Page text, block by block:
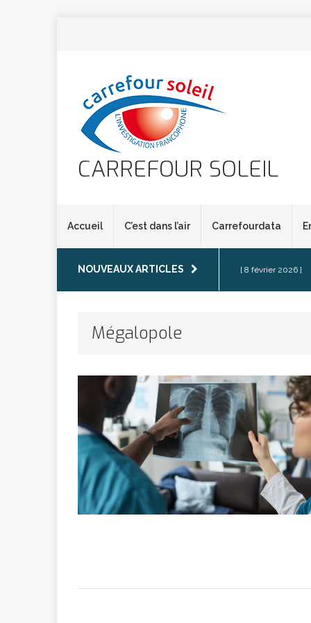
CARREFOUR SOLEIL
Accueil C’est dans l’air Carrefourdata
NOUVEAUX ARTICLES [ 8 février 2026 ]
marchande
[ 7 février 2026 ]
[ 6 février 2026 ]
Mégalopole